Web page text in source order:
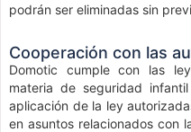
podrán ser eliminadas sin
Cooperación con las
Domotic cumple con las
materia de seguridad
aplicación de la ley
en asuntos relacionados con